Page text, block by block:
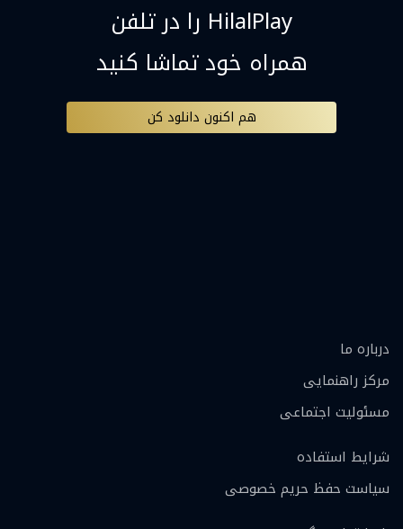
HilalPlay را در تلفن
همراه خود تماشا کنید
هم اکنون دانلود کن
درباره ما
مرکز راهنمایی
مسئولیت اجتماعی
شرایط استفاده
سیاست حفظ حریم خصوصی